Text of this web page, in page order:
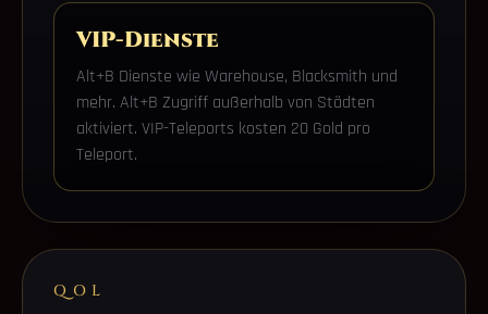
VIP-Dienste
Alt+B Dienste wie Warehouse, Blacksmith und
mehr. Alt+B Zugriff außerhalb von Städten
aktiviert. VIP-Teleports kosten 20 Gold pro
Teleport.
QOL